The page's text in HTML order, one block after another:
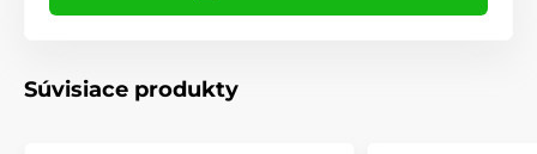
Súvisiace produkty